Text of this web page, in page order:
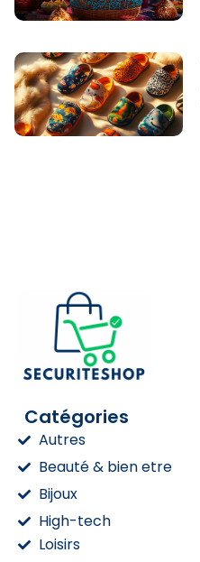
Catégories
Autres
Beauté & bien etre
Bijoux
High-tech
Loisirs